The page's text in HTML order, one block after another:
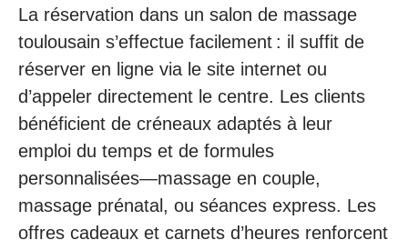
La réservation dans un salon de massage
toulousain s’effectue facilement : il suffit de
réserver en ligne via le site internet ou
d’appeler directement le centre. Les clients
bénéficient de créneaux adaptés à leur
emploi du temps et de formules
personnalisées—massage en couple,
massage prénatal, ou séances express. Les
offres cadeaux et carnets d’heures renforcent